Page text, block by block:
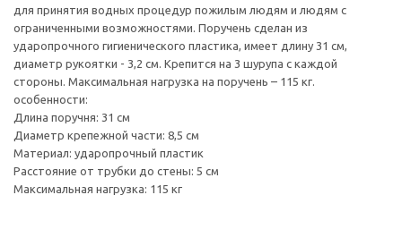
для принятия водных процедур пожилым людям и людям с
ограниченными возможностями. Поручень сделан из
ударопрочного гигиенического пластика, имеет длину 31 см,
диаметр рукоятки - 3,2 см. Крепится на 3 шурупа с каждой
стороны. Максимальная нагрузка на поручень – 115 кг.
особенности:
Длина поручня: 31 см
Диаметр крепежной части: 8,5 см
Материал: ударопрочный пластик
Расстояние от трубки до стены: 5 см
Максимальная нагрузка: 115 кг